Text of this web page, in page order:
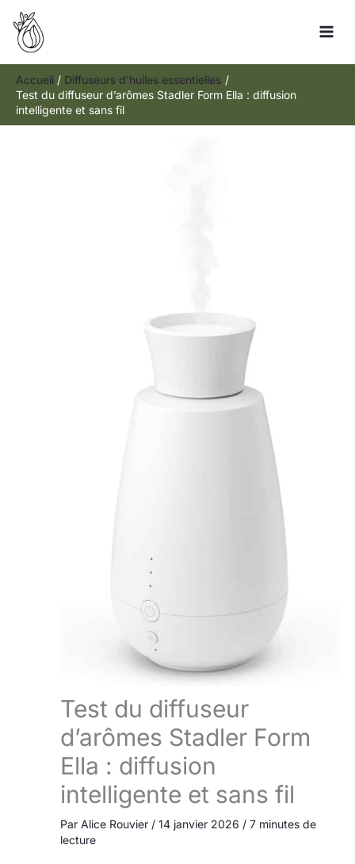
Aller
contenu
Accueil
Diffuseurs d'huiles essentielles
Test du diffuseur d’arômes Stadler Form Ella : diffusion
intelligente et sans fil
Test du diffuseur
d’arômes Stadler Form
Ella : diffusion
intelligente et sans fil
Par Alice Rouvier / 14 janvier 2026 / 7 minutes de
lecture
R
e
h
e